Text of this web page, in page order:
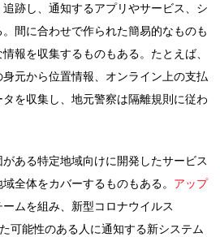
追跡し、通知するアプリやサービス、シ
間に合わせで作られた簡易的なものも
報を収集するものもある。たとえば、
元から位置情報、オンライン上の支払
を収集し、地元警察は隔離規則に従わ
ある特定地域向けに開発したサービス
全体をカバーするものもある。 アップ
ムを組み、新型コロナウイルス
可能性のある人に通知する新システム